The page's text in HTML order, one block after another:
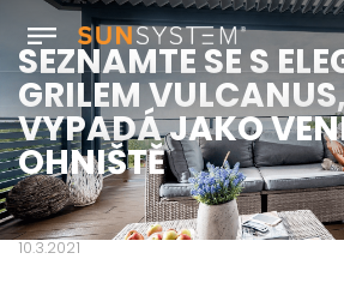
SEZNAMTE SE S
GRILEM
VYPADÁ JAKO
OHNIŠTĚ
10.3.2021